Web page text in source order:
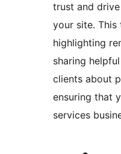
trust and
your site.
highlighting
sharing
clients about
ensuring that
services